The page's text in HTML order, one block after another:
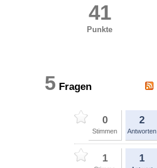
41
Punkte
5 Fragen
0
Stimmen
2
Antworten
1 1